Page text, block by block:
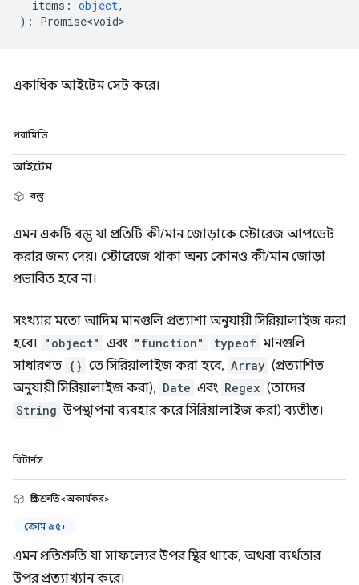
items : object,
) : Promise<void>
একাধিক আইটেম সেট করে।
পরামিতি
আইটেম
বস্তু
এমন একটি বস্তু যা প্রতিটি কী/মান জোড়াকে স্টোরেজ আপডেট
করার জন্য দেয়। স্টোরেজে থাকা অন্য কোনও কী/মান জোড়া
প্রভাবিত হবে না।
সংখ্যার মতো আদিম মানগুলি প্রত্যাশা অনুযায়ী সিরিয়ালাইজ করা
হবে। "object" এবং "function" typeof মানগুলি
সাধারণত {} তে সিরিয়ালাইজ করা হবে, Array (প্রত্যাশিত
অনুযায়ী সিরিয়ালাইজ করা), Date এবং Regex (তাদের
String উপস্থাপনা ব্যবহার করে সিরিয়ালাইজ করা) ব্যতীত।
রিটার্নস
প্রতিশ্রুতি<অকার্যকর>
ক্রোম ৯৫+
এমন প্রতিশ্রুতি যা সাফল্যের উপর স্থির থাকে, অথবা ব্যর্থতার
উপর প্রত্যাখ্যান করে।